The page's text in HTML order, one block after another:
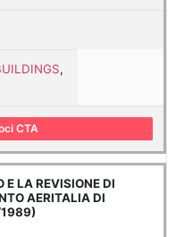
,
CTA
E LA REVISIONE DI
AERITALIA DI
1989)